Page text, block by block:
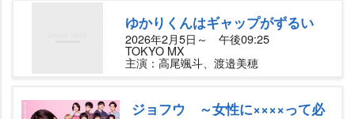
ゆかりくんはギャップがずるい
2026年2月5日～ 午後09:25
TOKYO MX
主演：高尾颯斗、渡邉美穂
ジョフウ ～女性に××××って必